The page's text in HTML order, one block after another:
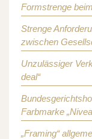
Formstrenge
Strenge
zwischen
Unzulässiger
deal“
Farbmarke
„Framing“